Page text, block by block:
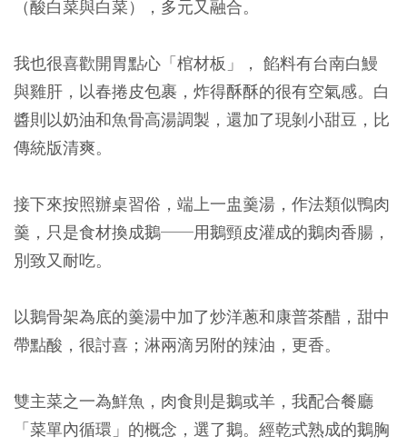
（酸白菜與白菜），多元又融合。
我也很喜歡開胃點心「棺材板」， 餡料有台南白鰻
與雞肝，以春捲皮包裹，炸得酥酥的很有空氣感。白
醬則以奶油和魚骨高湯調製，還加了現剝小甜豆，比
傳統版清爽。
接下來按照辦桌習俗，端上一盅羹湯，作法類似鴨肉
羹，只是食材換成鵝──用鵝頸皮灌成的鵝肉香腸，
別致又耐吃。
以鵝骨架為底的羹湯中加了炒洋蔥和康普茶醋，甜中
帶點酸，很討喜；淋兩滴另附的辣油，更香。
雙主菜之一為鮮魚，肉食則是鵝或羊，我配合餐廳
「菜單內循環」的概念，選了鵝。經乾式熟成的鵝胸